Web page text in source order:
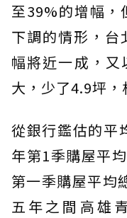
至39%的增幅，
下調的情形，台
幅將近一成，
大，少了4.9坪，
從銀行鑑估的平
年第1季購屋平
第一季購屋平均
五年之間高雄